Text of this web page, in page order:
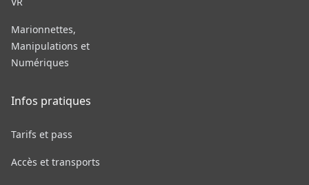
Marionnettes,
Manipulations et
Numériques
Infos pratiques
Tarifs et pass
Accès et transports